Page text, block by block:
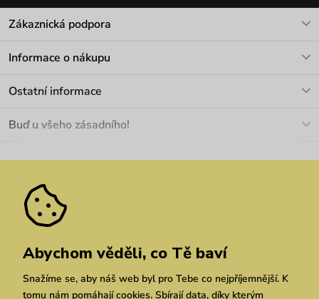
Zákaznická podpora
Informace o nákupu
Materiály a údržba
Pozáruční opravy
Ostatní informace
Velkoobchod
We Care
Dárkové poukazy
Vuchlook
Prodejny
Praha Brno Chrudim
Buď u všeho zásadního!
Zásady ochrany osobních údajů
Abychom věděli, co Tě baví
Snažíme se, aby náš web byl pro Tebe co nejpříjemnější. K
tomu nám pomáhají cookies. Sbírají data, díky kterým